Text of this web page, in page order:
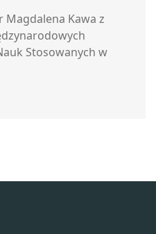
Magdalena Kawa z
Stosowanych w